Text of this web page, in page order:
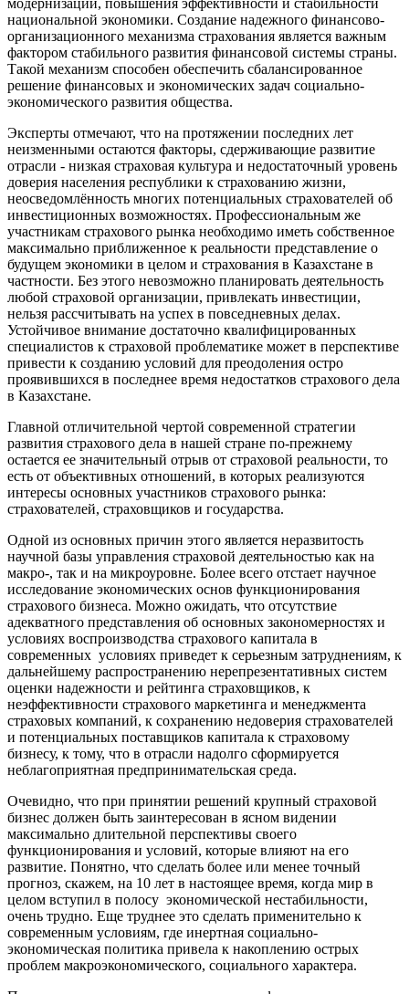
национальной экономики. Создание надежного финансово-
организационного механизма страхования является важным
фактором стабильного развития финансовой системы страны.
Такой механизм способен обеспечить сбалансированное
решение финансовых и экономических задач социально-
экономического развития общества.
Эксперты отмечают, что на протяжении последних лет
неизменными остаются факторы, сдерживающие развитие
отрасли - низкая страховая культура и недостаточный уровень
доверия населения республики к страхованию жизни,
неосведомлённость многих потенциальных страхователей об
инвестиционных возможностях. Профессиональным же
участникам страхового рынка необходимо иметь собственное
максимально приближенное к реальности представление о
будущем экономики в целом и страхования в Казахстане в
частности. Без этого невозможно планировать деятельность
любой страховой организации, привлекать инвестиции,
нельзя рассчитывать на успех в повседневных делах.
Устойчивое внимание достаточно квалифицированных
специалистов к страховой проблематике может в перспективе
привести к созданию условий для преодоления остро
проявившихся в последнее время недостатков страхового дела
в Казахстане.
Главной отличительной чертой современной стратегии
развития страхового дела в нашей стране по-прежнему
остается ее значительный отрыв от страховой реальности, то
есть от объективных отношений, в которых реализуются
интересы основных участников страхового рынка:
страхователей, страховщиков и государства.
Одной из основных причин этого является неразвитость
научной базы управления страховой деятельностью как на
макро-, так и на микроуровне. Более всего отстает научное
исследование экономических основ функционирования
страхового бизнеса. Можно ожидать, что отсутствие
адекватного представления об основных закономерностях и
условиях воспроизводства страхового капитала в
современных условиях приведет к серьезным затруднениям, к
дальнейшему распространению нерепрезентативных систем
оценки надежности и рейтинга страховщиков, к
неэффективности страхового маркетинга и менеджмента
страховых компаний, к сохранению недоверия страхователей
и потенциальных поставщиков капитала к страховому
бизнесу, к тому, что в отрасли надолго сформируется
неблагоприятная предпринимательская среда.
Очевидно, что при принятии решений крупный страховой
бизнес должен быть заинтересован в ясном видении
максимально длительной перспективы своего
функционирования и условий, которые влияют на его
развитие. Понятно, что сделать более или менее точный
прогноз, скажем, на 10 лет в настоящее время, когда мир в
целом вступил в полосу экономической нестабильности,
очень трудно. Еще труднее это сделать применительно к
современным условиям, где инертная социально-
экономическая политика привела к накоплению острых
проблем макроэкономического, социального характера.